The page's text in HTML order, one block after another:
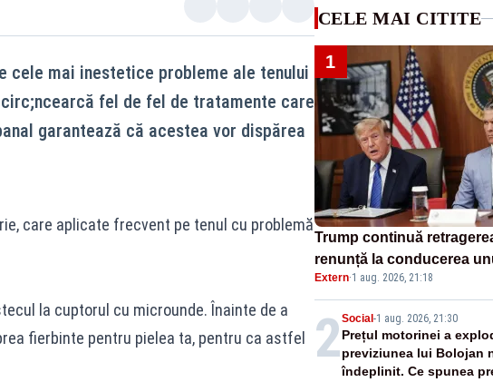
cele mai inestetice probleme ale tenului
fel de fel de tratamente care
garantează că acestea vor dispărea
care aplicate frecvent pe tenul cu problemă
la cuptorul cu microunde. Înainte de a
fierbinte pentru pielea ta, pentru ca astfel
CELE MAI CITITE
1
Trump continuă
renunță la conducerea
cele mai importante
pentru Ucraina
Extern·1 aug. 2026, 21:18
2Social -1 aug. 2026, 21:30
Prețul motorinei a
previziunea lui Bolojan
îndeplinit. Ce spunea